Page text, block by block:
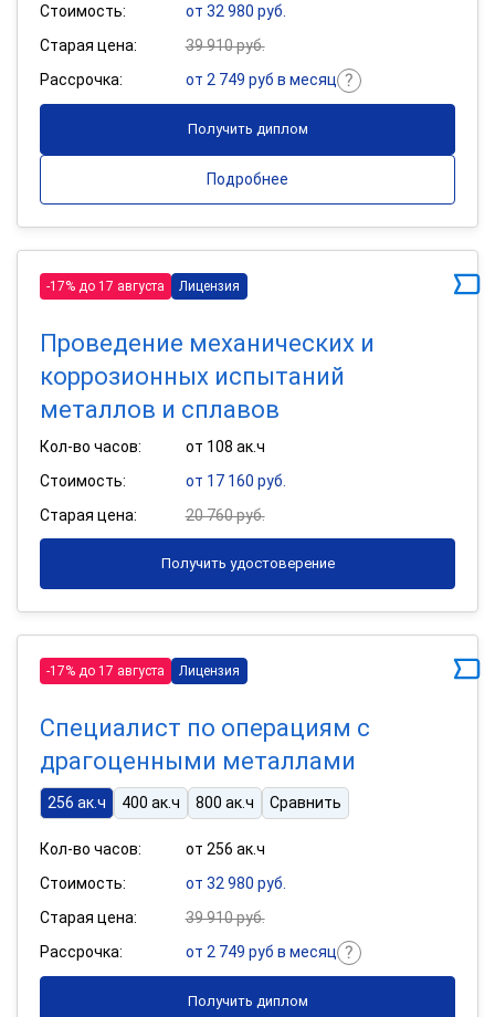
Стоимость:
от 32 980 руб.
Старая цена:
39 910 руб.
Рассрочка:
от 2 749 руб в месяц
Получить диплом
Подробнее
-17% до 17 августа Лицензия
Проведение механических и
коррозионных испытаний
металлов и сплавов
Кол-во часов:
от 108 ак.ч
Стоимость:
от 17 160 руб.
Старая цена:
20 760 руб.
Получить удостоверение
-17% до 17 августа Лицензия
Специалист по операциям с
драгоценными металлами
256 ак.ч 400 ак.ч 800 ак.ч Сравнить
Кол-во часов:
от 256 ак.ч
Стоимость:
от 32 980 руб.
Старая цена:
39 910 руб.
Рассрочка:
от 2 749 руб в месяц
Получить диплом